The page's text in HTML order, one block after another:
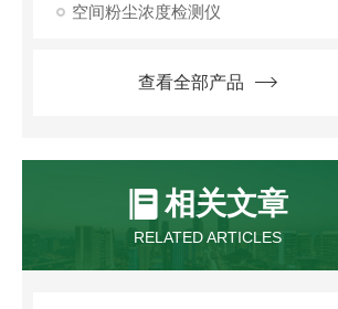
空间粉尘浓度检测仪
查看全部产品
相关文章
RELATED ARTICLES